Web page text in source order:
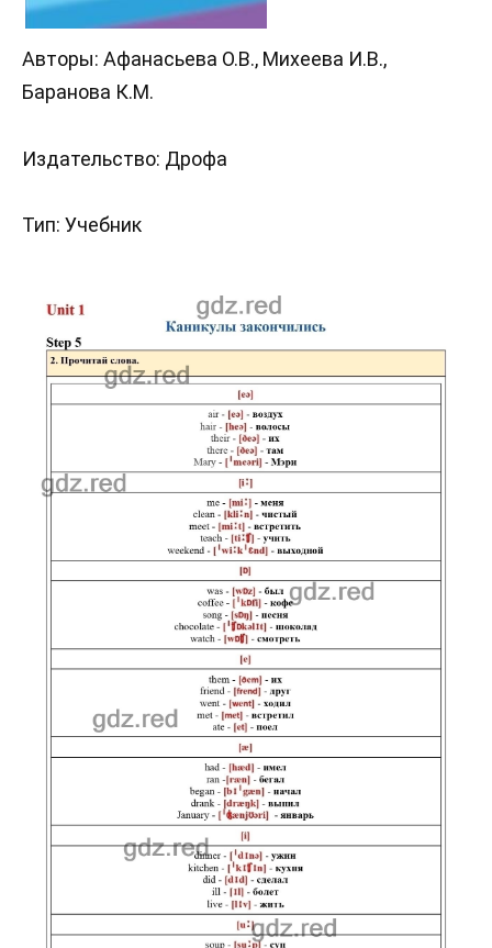
Авторы: Афанасьева О.В., Михеева И.В.,
Баранова К.М.
Издательство: Дрофа
Тип: Учебник